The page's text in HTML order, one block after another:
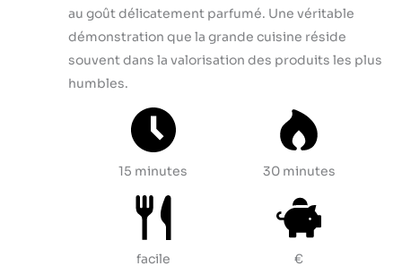
au goût délicatement parfumé. Une véritable
démonstration que la grande cuisine réside
souvent dans la valorisation des produits les plus
humbles.
15 minutes 30 minutes
facile €